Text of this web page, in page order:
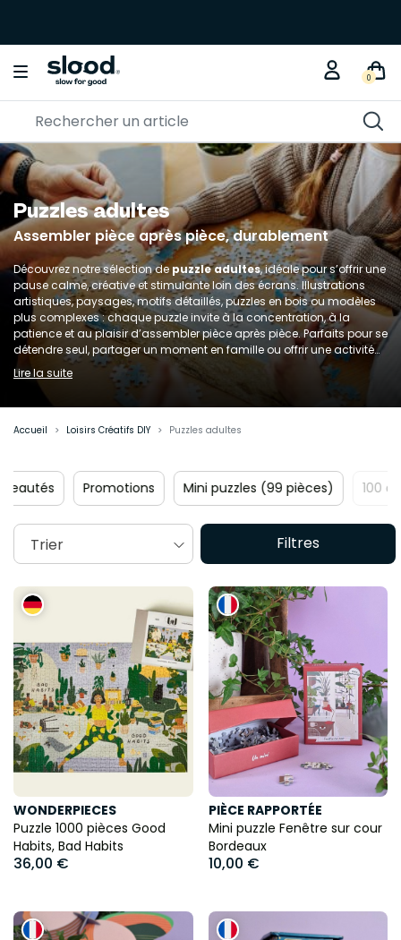
0
Puzzles adultes
Assembler pièce après pièce, durablement
Découvrez notre sélection de puzzle adultes, idéale pour s’offrir une
pause calme, créative et stimulante loin des écrans. Illustrations
artistiques, paysages, motifs détaillés, puzzles en bois ou modèles
plus complexes : chaque puzzle invite à la concentration, à la
patience et au plaisir d’assembler pièce après pièce. Parfaits pour se
détendre seul, partager un moment en famille ou offrir une activité
originale, les puzzles pour adultes allient défi, bien-être et
satisfaction personnelle. Chez Slood, nous privilégions des modèles
durables, esthétiques et responsables, pour transformer chaque
Lire la suite
Accueil Loisirs Créatifs DIY Puzzles adultes
Promotions Mini puzzles (99 pièces) 100 à 499
Filtres
Trier
WONDERPIECES
Puzzle 1000 pièces Good
Habits, Bad Habits
36,00 €
PIÈCE RAPPORTÉE
Mini puzzle Fenêtre sur cour
Bordeaux
10,00 €